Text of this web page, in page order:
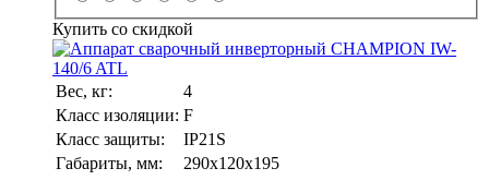
Купить со скидкой
Вес, кг:
4
Класс изоляции: F
Класс защиты:
IP21S
Габариты, мм:
290х120х195